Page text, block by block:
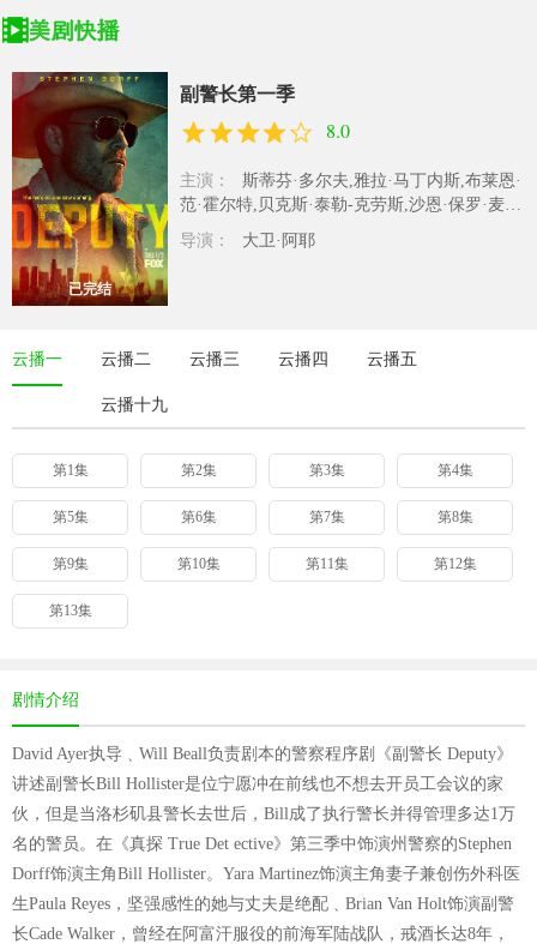
已完结
副警长第一季
8.0
主演：
斯蒂芬·多尔夫,雅拉·马丁内斯,布莱恩·
范·霍尔特,贝克斯·泰勒-克劳斯,沙恩·保罗·麦
吉,马克·摩斯,科里·斯科特·..
导演： 大卫·阿耶
云播一 云播二 云播三 云播四 云播五
云播十九
第1集 第2集 第3集 第4集
第5集 第6集 第7集 第8集
第9集 第10集 第11集 第12集
第13集
剧情介绍
David Ayer执导﹑Will Beall负责剧本的警察程序剧《副警长 Deputy》
讲述副警长Bill Hollister是位宁愿冲在前线也不想去开员工会议的家
伙，但是当洛杉矶县警长去世后，Bill成了执行警长并得管理多达1万
名的警员。在《真探 True Det ective》第三季中饰演州警察的Stephen
Dorff饰演主角Bill Hollister。Yara Martinez饰演主角妻子兼创伤外科医
生Paula Reyes，坚强感性的她与丈夫是绝配﹑Brian Van Holt饰演副警
长Cade Walker，曾经在阿富汗服役的前海军陆战队，戒酒长达8年，